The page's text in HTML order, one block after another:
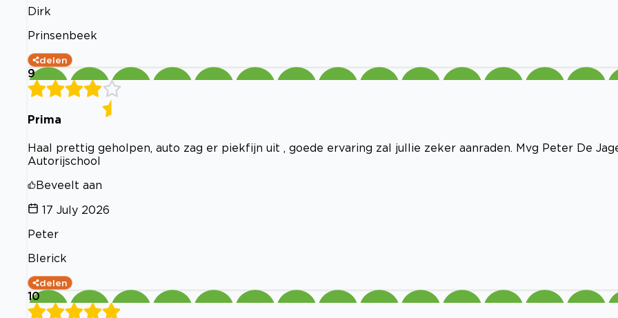
Dirk
Prinsenbeek
delen
9
Prima
Haal prettig geholpen, auto zag er piekfijn uit , goede ervaring zal jullie zeker aanraden. Mvg Peter De
Autorijschool
Beveelt aan
17 July 2026
Peter
Blerick
delen
10